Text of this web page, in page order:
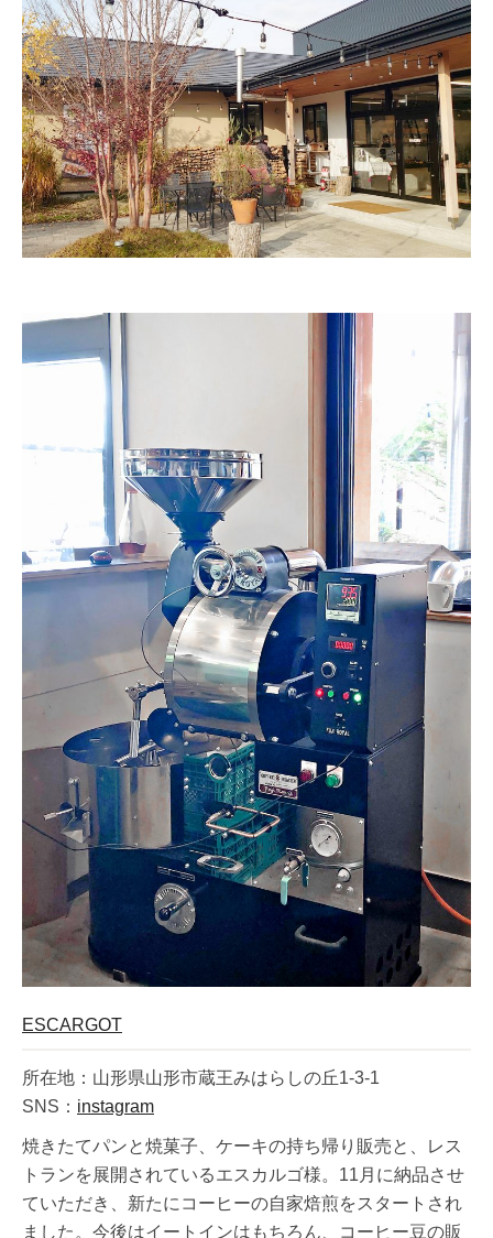
ESCARGOT
所在地：山形県山形市蔵王みはらしの丘1-3-1
SNS： instagram
焼きたてパンと焼菓子、ケーキの持ち帰り販売と、レス
トランを展開されているエスカルゴ様。11月に納品させ
ていただき、新たにコーヒーの自家焙煎をスタートされ
ました。今後はイートインはもちろん、コーヒー豆の販